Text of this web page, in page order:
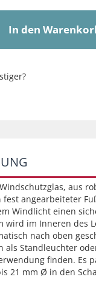
In den
aus
fest angearbeiteter
Windlicht einen
wird im Inneren des
nach oben
als Standleuchter
finden. Es
21 mm Ø in den